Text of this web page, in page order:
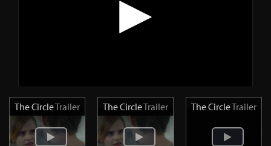
The CircleTrailer The CircleTrailer The CircleTrailer